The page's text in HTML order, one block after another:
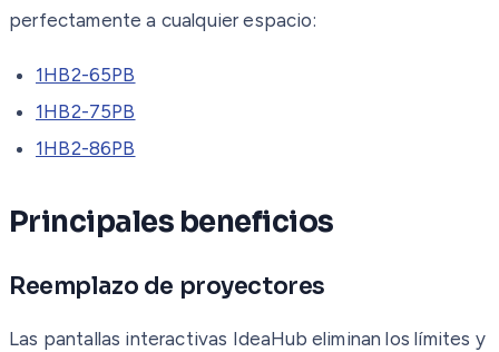
perfectamente a cualquier espacio:
1HB2-65PB
1HB2-75PB
1HB2-86PB
Principales beneficios
Reemplazo de proyectores
Las pantallas interactivas IdeaHub eliminan los límites y